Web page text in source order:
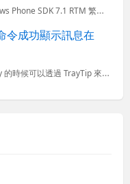
芒果終於要來了，昨天已經正式釋出 Windows Phone SDK 7.1 RTM 繁體中文版，而估計在幾週內應該所有 Windows Phone 7 的使用者就能夠自動更新到支援多國語系、完整的中...
令成功顯示訊息在
如果你是 Windows 10，在使用 AutoHotkey 的時候可以透過 TrayTip 來顯示通知訊息， 他預設會顯示在 Windows 的通知中心 (視窗最右下角)，不過在預設安裝下，這個功能